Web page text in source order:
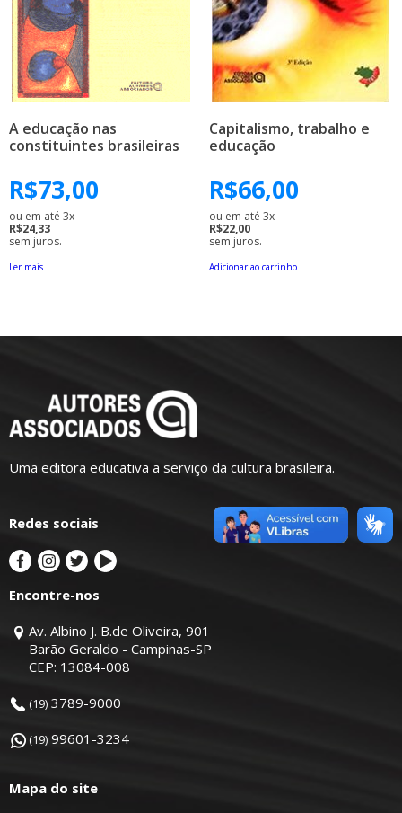
A educação nas
constituintes brasileiras
R$73,00
ou em até 3x
R$24,33
sem juros.
Ler mais
Capitalismo, trabalho e
educação
R$66,00
ou em até 3x
R$22,00
sem juros.
Adicionar ao carrinho
Uma editora educativa a serviço da cultura brasileira.
Redes sociais
Encontre-nos
Av. Albino J. B.de Oliveira, 901
Barão Geraldo - Campinas-SP
CEP: 13084-008
(19) 3789-9000
(19) 99601-3234
Mapa do site